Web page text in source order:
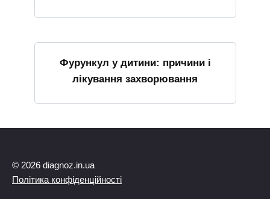
Фурункул у дитини: причини і
лікування захворювання
© 2026 diagnoz.in.ua
Політика конфіденційності